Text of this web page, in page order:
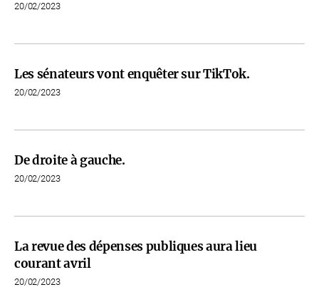
20/02/2023
Les sénateurs vont enquêter sur TikTok.
20/02/2023
De droite à gauche.
20/02/2023
La revue des dépenses publiques aura lieu
courant avril
20/02/2023